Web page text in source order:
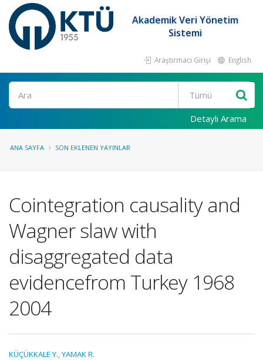
Akademik Veri Yönetim
Sistemi
Araştırmacı Girişi English
Ara
Detaylı Arama
ANA SAYFA SON EKLENEN YAYINLAR
Cointegration causality and
Wagner slaw with
disaggregated data
evidencefrom Turkey 1968
2004
KÜÇÜKKALE Y.,YAMAK R.